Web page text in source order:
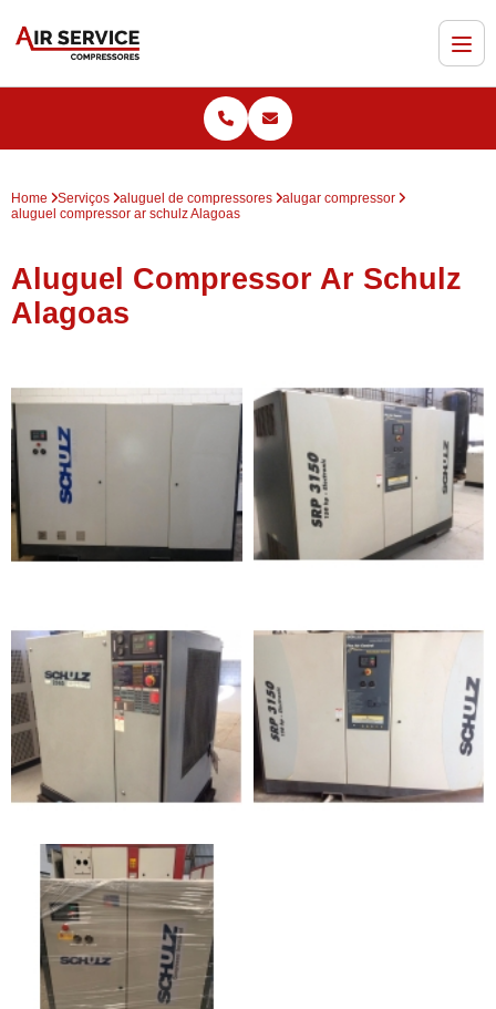
Home Serviços aluguel de compressores
alugar compressor
aluguel compressor ar schulz Alagoas
Aluguel Compressor Ar Schulz
Alagoas